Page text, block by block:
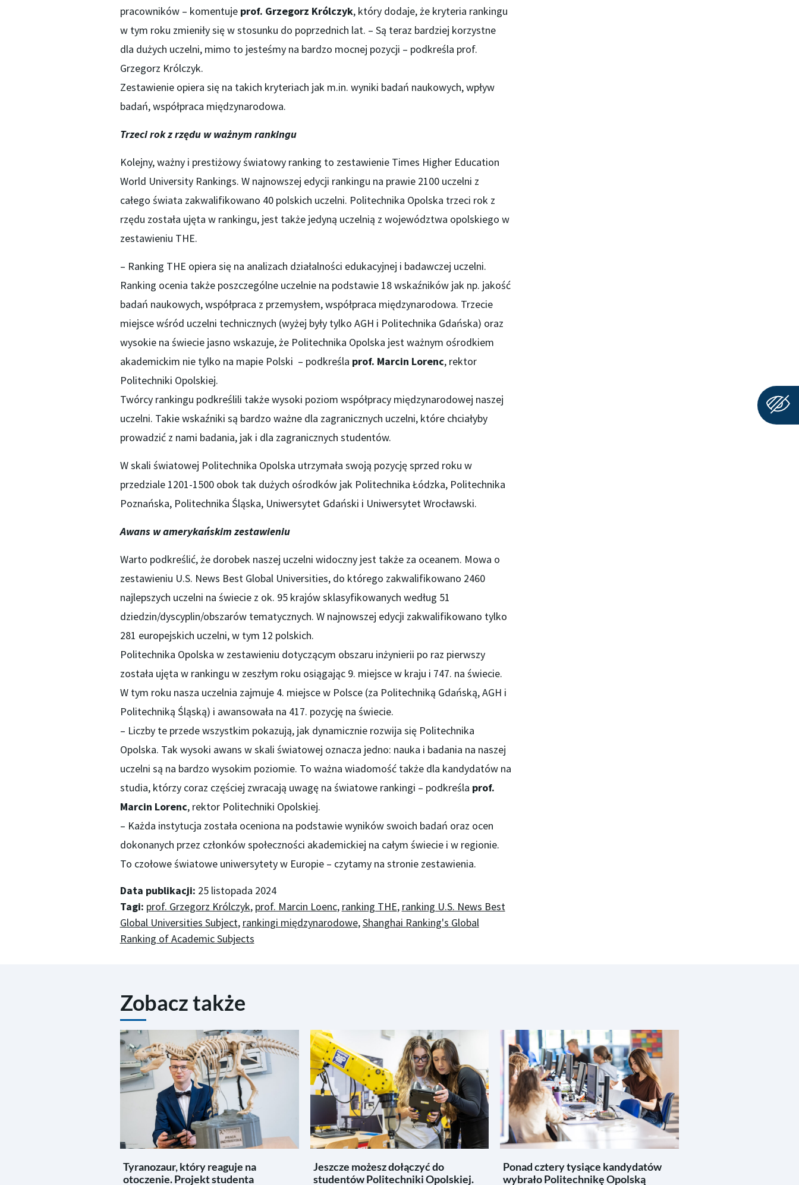
pracowników – komentuje prof. Grzegorz Królczyk, który dodaje, że kryteria rankingu
w tym roku zmieniły się w stosunku do poprzednich lat. – Są teraz bardziej korzystne
dla dużych uczelni, mimo to jesteśmy na bardzo mocnej pozycji – podkreśla prof.
Grzegorz Królczyk.
Zestawienie opiera się na takich kryteriach jak m.in. wyniki badań naukowych, wpływ
badań, współpraca międzynarodowa.
Trzeci rok z rzędu w ważnym rankingu
Kolejny, ważny i prestiżowy światowy ranking to zestawienie Times Higher Education
World University Rankings. W najnowszej edycji rankingu na prawie 2100 uczelni z
całego świata zakwalifikowano 40 polskich uczelni. Politechnika Opolska trzeci rok z
rzędu została ujęta w rankingu, jest także jedyną uczelnią z województwa opolskiego w
zestawieniu THE.
– Ranking THE opiera się na analizach działalności edukacyjnej i badawczej uczelni.
Ranking ocenia także poszczególne uczelnie na podstawie 18 wskaźników jak np. jakość
badań naukowych, współpraca z przemysłem, współpraca międzynarodowa. Trzecie
miejsce wśród uczelni technicznych (wyżej były tylko AGH i Politechnika Gdańska) oraz
wysokie na świecie jasno wskazuje, że Politechnika Opolska jest ważnym ośrodkiem
akademickim nie tylko na mapie Polski – podkreśla prof. Marcin Lorenc, rektor
Politechniki Opolskiej.
Twórcy rankingu podkreślili także wysoki poziom współpracy międzynarodowej naszej
uczelni. Takie wskaźniki są bardzo ważne dla zagranicznych uczelni, które chciałyby
prowadzić z nami badania, jak i dla zagranicznych studentów.
W skali światowej Politechnika Opolska utrzymała swoją pozycję sprzed roku w
przedziale 1201-1500 obok tak dużych ośrodków jak Politechnika Łódzka, Politechnika
Poznańska, Politechnika Śląska, Uniwersytet Gdański i Uniwersytet Wrocławski.
Awans w amerykańskim zestawieniu
Warto podkreślić, że dorobek naszej uczelni widoczny jest także za oceanem. Mowa o
zestawieniu U.S. News Best Global Universities, do którego zakwalifikowano 2460
najlepszych uczelni na świecie z ok. 95 krajów sklasyfikowanych według 51
dziedzin/dyscyplin/obszarów tematycznych. W najnowszej edycji zakwalifikowano tylko
281 europejskich uczelni, w tym 12 polskich.
Politechnika Opolska w zestawieniu dotyczącym obszaru inżynierii po raz pierwszy
została ujęta w rankingu w zeszłym roku osiągając 9. miejsce w kraju i 747. na świecie.
W tym roku nasza uczelnia zajmuje 4. miejsce w Polsce (za Politechniką Gdańską, AGH i
Politechniką Śląską) i awansowała na 417. pozycję na świecie.
– Liczby te przede wszystkim pokazują, jak dynamicznie rozwija się Politechnika
Opolska. Tak wysoki awans w skali światowej oznacza jedno: nauka i badania na naszej
uczelni są na bardzo wysokim poziomie. To ważna wiadomość także dla kandydatów na
studia, którzy coraz częściej zwracają uwagę na światowe rankingi – podkreśla prof.
Marcin Lorenc, rektor Politechniki Opolskiej.
– Każda instytucja została oceniona na podstawie wyników swoich badań oraz ocen
dokonanych przez członków społeczności akademickiej na całym świecie i w regionie.
To czołowe światowe uniwersytety w Europie – czytamy na stronie zestawienia.
Data publikacji: 25 listopada 2024
Tagi: prof. Grzegorz Królczyk, prof. Marcin Loenc, ranking THE, ranking U.S. News Best
Global Universities Subject, rankingi międzynarodowe,Shanghai Ranking's Global
Ranking of Academic Subjects
Zobacz także
Tyranozaur, który reaguje na
otoczenie. Projekt studenta
Jeszcze możesz dołączyć do
studentów Politechniki Opolskiej.
Ponad cztery tysiące kandydatów
wybrało Politechnikę Opolską